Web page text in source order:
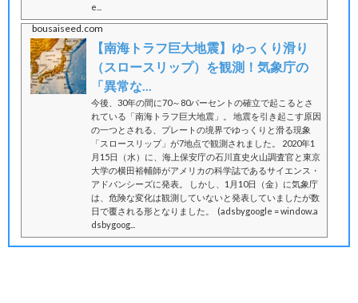
e...
bousaiseed.com
【南海トラフ巨大地震】ゆっくり滑り
（スロースリップ）を観測！気象庁の
「異常な...
今後、30年の間に70～80パーセントの確立で起こるとさ
れている「南海トラフ巨大地震」。 地震を引き起こす原因
の一つとされる、プレートの境界でゆっくりと滑る現象
「スロースリップ」が7地点で観測されました。 2020年1
月15日（水）に、海上保安庁の石川直史火山調査官と東京
大学の横田裕輔師がアメリカの科学誌であるサイエンス・
アドバンシーズに発表。 しかし、1月10日（金）に気象庁
は、危険な変化は観測していないと発表していましたが数
日で覆される形となりました。 (adsbygoogle = window.a
dsbygoog...